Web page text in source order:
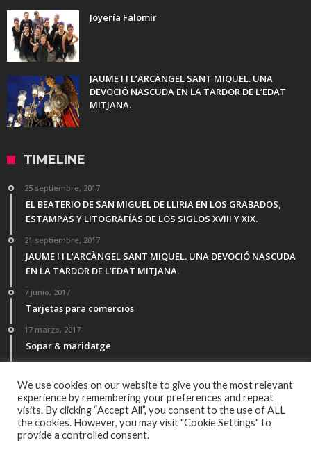
Joyería Falomir
JAUME I I L’ARCÀNGEL SANT MIQUEL. UNA
DEVOCIÓ NASCUDA EN LA TARDOR DE L’EDAT
MITJANA.
TIMELINE
25 septiembre, 2017
EL BEATERIO DE SAN MIGUEL DE LLIRIA EN LOS GRABADOS,
ESTAMPAS Y LITOGRAFÍAS DE LOS SIGLOS XVIII Y XIX.
21 septiembre, 2017
JAUME I I L’ARCÀNGEL SANT MIQUEL. UNA DEVOCIÓ NASCUDA
EN LA TARDOR DE L’EDAT MITJANA.
7 junio, 2017
Tarjetas para comercios
17 marzo, 2017
Sopar & maridatge
Menú Desgutación Segle XXI
We use cookies on our website to give you the most relevant
experience by remembering your preferences and repeat
visits. By clicking “Accept All”, you consent to the use of ALL
the cookies. However, you may visit "Cookie Settings" to
provide a controlled consent.